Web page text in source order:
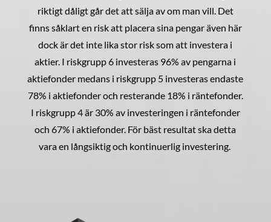
riktigt dåligt går det att sälja av om man vill. Det
finns såklart en risk att placera sina pengar även här
dock är det inte lika stor risk som att investera i
aktier. I riskgrupp 6 investeras 96% av pengarna i
aktiefonder medans i riskgrupp 5 investeras endaste
78% i aktiefonder och resterande 18% i räntefonder.
I riskgrupp 4 är 30% av investeringen i räntefonder
och 67% i aktiefonder. För bäst resultat ska detta
vara en långsiktig och kontinuerlig investering.